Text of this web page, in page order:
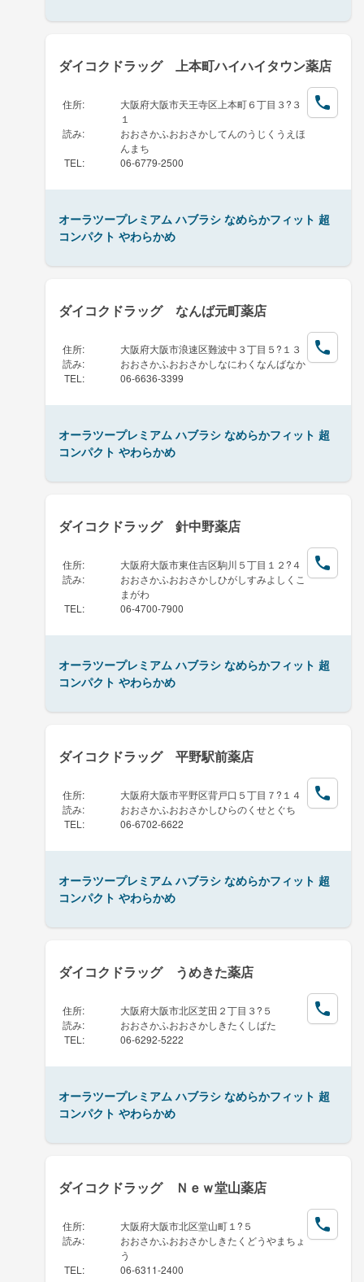
ダイコクドラッグ 上本町ハイハイタウン薬店
住所:
大阪府大阪市天王寺区上本町６丁目３?３
１
読み:
おおさかふおおさかしてんのうじくうえほ
んまち
TEL : 06-6779-2500
オーラツープレミアム ハブラシ なめらかフィット 超
コンパクト やわらかめ
ダイコクドラッグ なんば元町薬店
住所:
大阪府大阪市浪速区難波中３丁目５?１３
読み:
おおさかふおおさかしなにわくなんばなか
TEL : 06-6636-3399
オーラツープレミアム ハブラシ なめらかフィット 超
コンパクト やわらかめ
ダイコクドラッグ 針中野薬店
住所:
大阪府大阪市東住吉区駒川５丁目１２?４
読み:
おおさかふおおさかしひがしすみよしくこ
まがわ
TEL : 06-4700-7900
オーラツープレミアム ハブラシ なめらかフィット 超
コンパクト やわらかめ
ダイコクドラッグ 平野駅前薬店
住所:
大阪府大阪市平野区背戸口５丁目７?１４
読み:
おおさかふおおさかしひらのくせとぐち
TEL : 06-6702-6622
オーラツープレミアム ハブラシ なめらかフィット 超
コンパクト やわらかめ
ダイコクドラッグ うめきた薬店
住所:
大阪府大阪市北区芝田２丁目３?５
読み:
おおさかふおおさかしきたくしばた
TEL : 06-6292-5222
オーラツープレミアム ハブラシ なめらかフィット 超
コンパクト やわらかめ
ダイコクドラッグ Ｎｅｗ堂山薬店
住所:
大阪府大阪市北区堂山町１?５
読み:
おおさかふおおさかしきたくどうやまちょ
う
TEL : 06-6311-2400